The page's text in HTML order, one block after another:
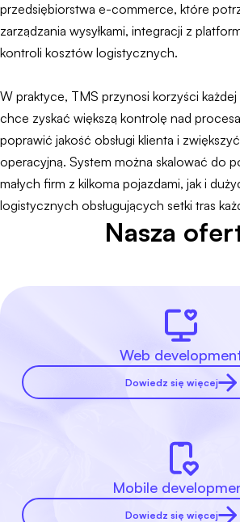
przedsiębiorstwa e-commerce, które
zarządzania wysyłkami, integracji z
kontroli kosztów logistycznych.
W praktyce, TMS przynosi korzyści
chce zyskać większą kontrolę nad
poprawić jakość obsługi klienta i
operacyjną. System można skalować do
małych firm z kilkoma pojazdami, jak i
logistycznych obsługujących setki tras
Nasza
Web
Dowiedz się więcej
Mobile
Dowiedz się więcej